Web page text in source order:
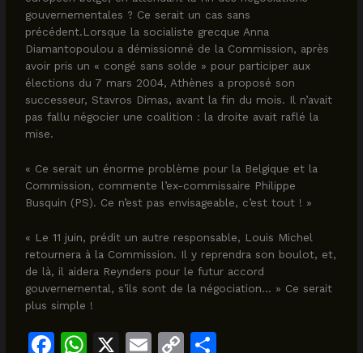
gouvernementales ? Ce serait un cas sans
précédent.Lorsque la socialiste grecque Anna
Diamantopoulou a démissionné de la Commission, après
avoir pris un « congé sans solde » pour participer aux
élections du 7 mars 2004, Athènes a proposé son
successeur, Stavros Dimas, avant la fin du mois. Il n’avait
pas fallu négocier une coalition : la droite avait raflé la
mise.
« Ce serait un énorme problème pour la Belgique et la
Commission, commente l’ex-commissaire Philippe
Busquin (PS). Ce n’est pas envisageable, c’est tout ! »
« Le 11 juin, prédit un autre responsable, Louis Michel
retournera à la Commission. Il y reprendra son boulot, et,
de là, il aidera Reynders pour le futur accord
gouvernemental, s’ils sont de la négociation… » Ce serait
plus simple !
F
W X
E
C